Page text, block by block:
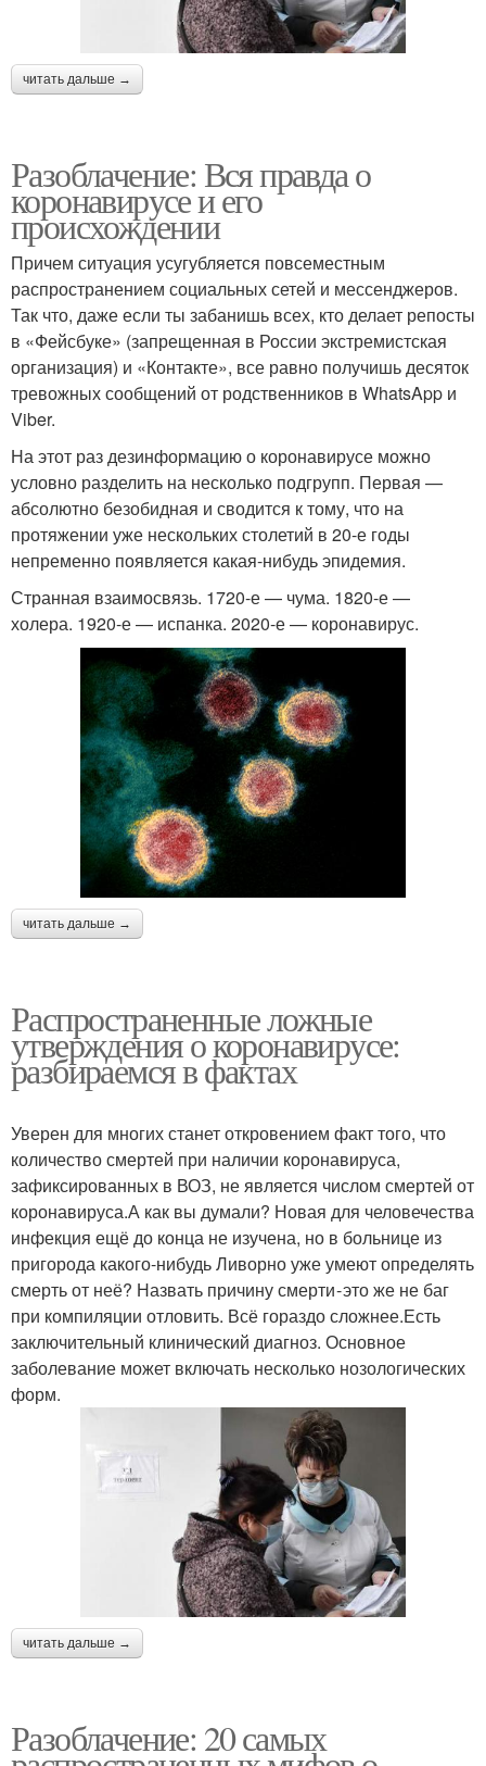
читать дальше →
Разоблачение: Вся правда о
коронавирусе и его
происхождении
Причем ситуация усугубляется повсеместным
распространением социальных сетей и мессенджеров.
Так что, даже если ты забанишь всех, кто делает репосты
в «Фейсбуке» (запрещенная в России экстремистская
организация) и «Контакте», все равно получишь десяток
тревожных сообщений от родственников в WhatsApp и
Viber.
На этот раз дезинформацию о коронавирусе можно
условно разделить на несколько подгрупп. Первая —
абсолютно безобидная и сводится к тому, что на
протяжении уже нескольких столетий в 20-е годы
непременно появляется какая-нибудь эпидемия.
Странная взаимосвязь. 1720-е — чума. 1820-е —
холера. 1920-е — испанка. 2020-е — коронавирус.
читать дальше →
Распространенные ложные
утверждения о коронавирусе:
разбираемся в фактах
Уверен для многих станет откровением факт того, что
количество смертей при наличии коронавируса,
зафиксированных в ВОЗ, не является числом смертей от
коронавируса.А как вы думали? Новая для человечества
инфекция ещё до конца не изучена, но в больнице из
пригорода какого-нибудь Ливорно уже умеют определять
смерть от неё? Назвать причину смерти - это же не баг
при компиляции отловить. Всё гораздо сложнее.Есть
заключительный клинический диагноз. Основное
заболевание может включать несколько нозологических
форм.
читать дальше →
Разоблачение: 20 самых